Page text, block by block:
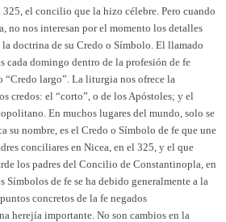
el concilio que la hizo célebre. Pero cuando
no nos interesan por el momento los detalles
doctrina de su Credo o Símbolo. El llamado
cada domingo dentro de la profesión de fe
“Credo largo”. La liturgia nos ofrece la
credos: el “corto”, o de los Apóstoles; y el
En muchos lugares del mundo, solo se
su nombre, es el Credo o Símbolo de fe que une
conciliares en Nicea, en el 325, y el que
los padres del Concilio de Constantinopla, en
de fe se ha debido generalmente a la
concretos de la fe negados
herejía importante. No son cambios en la